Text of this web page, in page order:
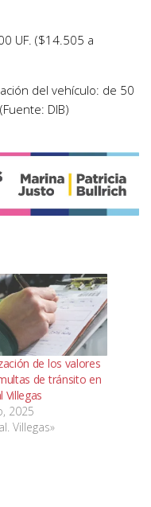
UF. ($14.505 a
del vehículo: de 50
DIB)
de los valores
de tránsito en
Villegas
2025
Villegas»